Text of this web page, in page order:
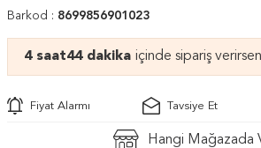
Barkod : 8699856901023
4 saat44 dakika içinde sipariş verirsen
Fiyat Alarmı Tavsiye Et
Hangi Mağazada